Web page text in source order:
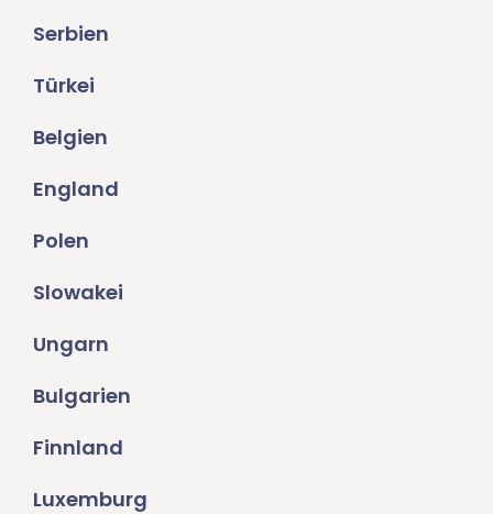
Serbien
Türkei
Belgien
England
Polen
Slowakei
Ungarn
Bulgarien
Finnland
Luxemburg